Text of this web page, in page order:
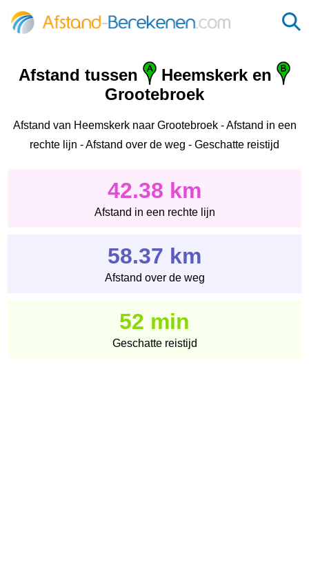
Afstand tussen
Heemskerk en
Grootebroek
Afstand van Heemskerk naar Grootebroek - Afstand in een
rechte lijn - Afstand over de weg - Geschatte reistijd
42.38 km
Afstand in een rechte lijn
58.37 km
Afstand over de weg
52 min
Geschatte reistijd